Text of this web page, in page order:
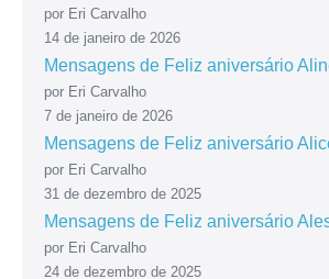
por Eri Carvalho
14 de janeiro de 2026
Mensagens de Feliz aniversário
por Eri Carvalho
7 de janeiro de 2026
Mensagens de Feliz aniversário
por Eri Carvalho
31 de dezembro de 2025
Mensagens de Feliz aniversário
por Eri Carvalho
24 de dezembro de 2025